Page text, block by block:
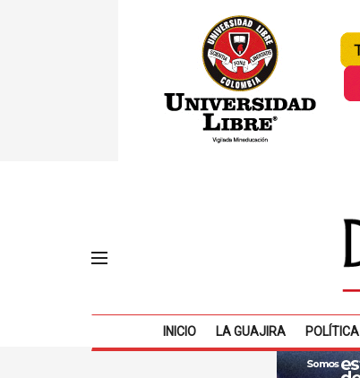
INICIO LA GUAJIRA POLÍTICA